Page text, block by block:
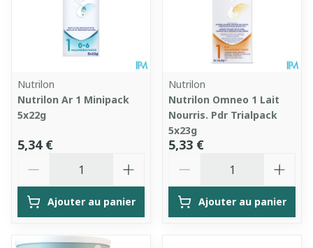
Nutrilon
Nutrilon Ar 1 Minipack
5x22g
5,34 €
Ajouter au panier
Nutrilon
Nutrilon Omneo 1 Lait
Nourris. Pdr Trialpack
5x23g
5,33 €
Ajouter au panier